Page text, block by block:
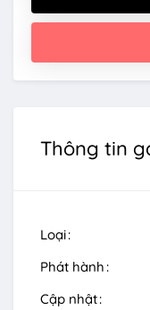
Thông tin
Loại
Phát hành
Cập nhật